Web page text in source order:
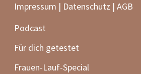
Impressum | Datenschutz | AGB
Podcast
Für dich getestet
Frauen-Lauf-Special